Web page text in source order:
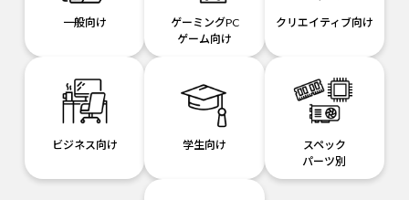
一般向け
ゲーミングPC
ゲーム向け
クリエイティブ向け
ビジネス向け 学生向け
スペック
パーツ別